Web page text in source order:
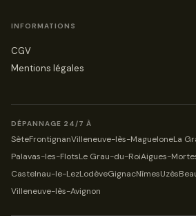
INFORMATIONS
CGV
Mentions légales
DÉPANNAGE 24/7 À
SèteFrontignanVilleneuve-lès-MagueloneLa
Palavas-les-FlotsLe Grau-du-RoiAigues-
Castelnau-le-LezLodèveGignacNîmesUzès
Villeneuve-lès-Avignon